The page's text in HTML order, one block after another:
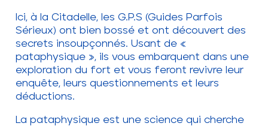
Ici, à la Citadelle, les G.P.S (Guides Parfois
Sérieux) ont bien bossé et ont découvert des
secrets insoupçonnés. Usant de «
pataphysique », ils vous embarquent dans une
exploration du fort et vous feront revivre leur
enquête, leurs questionnements et leurs
déductions.
La pataphysique est une science qui cherche